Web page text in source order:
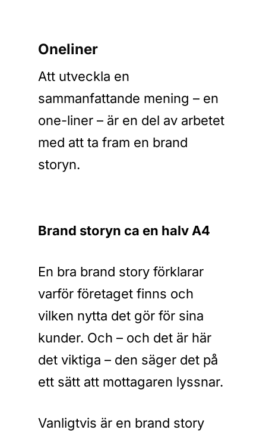
Oneliner
Att utveckla en
sammanfattande mening – en
one-liner – är en del av arbetet
med att ta fram en brand
storyn.
Brand storyn ca en halv A4
En bra brand story förklarar
varför företaget finns och
vilken nytta det gör för sina
kunder. Och – och det är här
det viktiga – den säger det på
ett sätt att mottagaren lyssnar.
Vanligtvis är en brand story